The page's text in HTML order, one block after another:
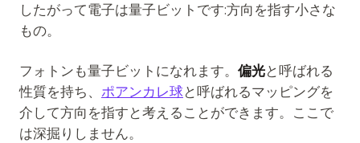
したがって電子は量子ビットです:方向を指す小さな
もの。
フォトンも量子ビットになれます。 偏光と呼ばれる
性質を持ち、 ポアンカレ球と呼ばれるマッピングを
介して方向を指すと考えることができます。ここで
は深掘りしません。